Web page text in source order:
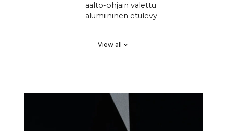
aalto-ohjain valettu
alumiininen etulevy
pienihäviöinen korkea
RIT
ja täydellisen vaihevasteen
saavuttamiseksi, räätälöity
korkealuokkainen
View all